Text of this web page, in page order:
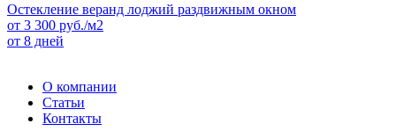
Остекление веранд лоджий раздвижным окном
от 3 300 руб./м2
от 8 дней
О компании
Статьи
Контакты